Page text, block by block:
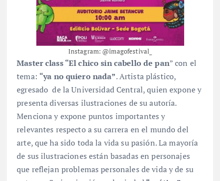
Instagram: @imagofestival_
Master class “El chico sin cabello de pan” con el
tema: “ya no quiero nada”. Artista plástico,
egresado de la Universidad Central, quien expone y
presenta diversas ilustraciones de su autoría.
Menciona y expone puntos importantes y
relevantes respecto a su carrera en el mundo del
arte, que ha sido toda la vida su pasión. La mayoría
de sus ilustraciones están basadas en personajes
que reflejan problemas personales de vida y de su